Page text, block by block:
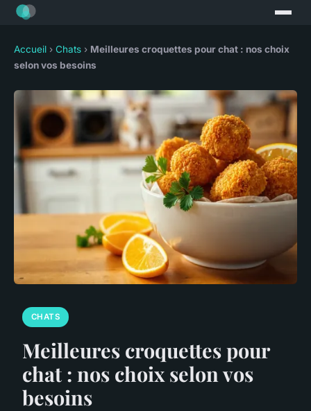
Accueil › Chats › Meilleures croquettes pour chat : nos choix
selon vos besoins
CHATS
Meilleures croquettes pour
chat : nos choix selon vos
besoins